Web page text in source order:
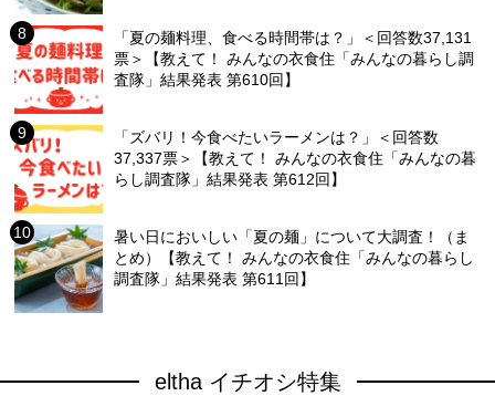
「夏の麺料理、食べる時間帯は？」＜回答数37,131
票＞【教えて！ みんなの衣食住「みんなの暮らし調
査隊」結果発表 第610回】
「ズバリ！今食べたいラーメンは？」＜回答数
37,337票＞【教えて！ みんなの衣食住「みんなの暮
らし調査隊」結果発表 第612回】
暑い日においしい「夏の麺」について大調査！（ま
とめ）【教えて！ みんなの衣食住「みんなの暮らし
調査隊」結果発表 第611回】
eltha イチオシ特集